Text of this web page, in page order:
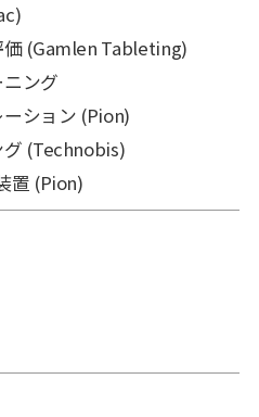
(Gamlen Tableting)
ング
ション (Pion)
(Technobis)
置 (Pion)